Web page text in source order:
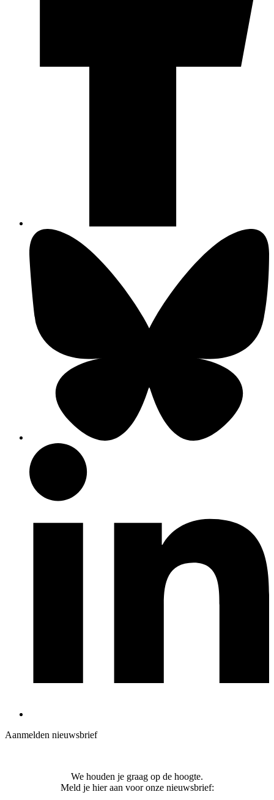
Aanmelden nieuwsbrief
We houden je graag op de hoogte.
Meld je hier aan voor onze nieuwsbrief: